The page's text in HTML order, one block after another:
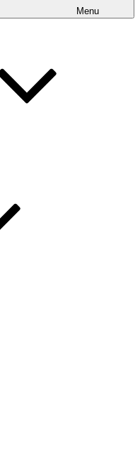
Menu